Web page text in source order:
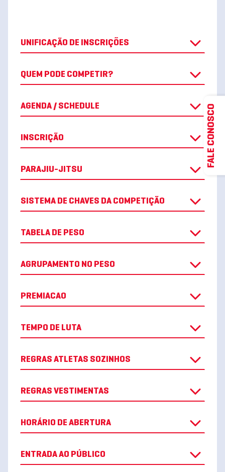
UNIFICAÇÃO DE INSCRIÇÕES
QUEM PODE COMPETIR?
AGENDA / SCHEDULE
INSCRIÇÃO
PARAJIU-JITSU
SISTEMA DE CHAVES DA COMPETIÇÃO
TABELA DE PESO
AGRUPAMENTO NO PESO
PREMIACAO
TEMPO DE LUTA
REGRAS ATLETAS SOZINHOS
REGRAS VESTIMENTAS
HORÁRIO DE ABERTURA
ENTRADA AO PÚBLICO
FALE CONOSCO